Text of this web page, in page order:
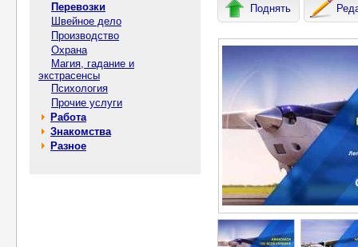
Перевозки
Швейное дело
Производство
Охрана
Магия, гадание и
экстрасенсы
Психология
Прочие услуги
Работа
Знакомства
Разное
Поднять